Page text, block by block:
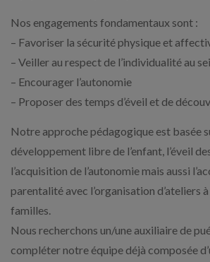
Nos engagements fondamentaux sont :
– Favoriser la sécurité physique et
– Veiller au respect de l’individualité au
– Encourager l’autonomie
– Proposer des temps d’éveil et de
Notre approche pédagogique est basée
développement libre de l’enfant, l’éveil
l’acquisition de l’autonomie mais aussi
parentalité avec l’organisation d’ateliers
familles.
Nous recherchons un/une auxiliaire de
compléter notre équipe déjà composée